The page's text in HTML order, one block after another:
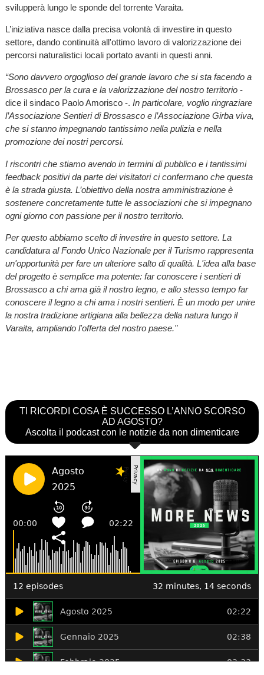
svilupperà lungo le sponde del torrente Varaita.
L’iniziativa nasce dalla precisa volontà di investire in questo
settore, dando continuità all'ottimo lavoro di valorizzazione dei
percorsi naturalistici locali portato avanti in questi anni.
“Sono davvero orgoglioso del grande lavoro che si sta facendo a
Brossasco per la cura e la valorizzazione del nostro territorio-
dice il sindaco Paolo Amorisco -. In particolare, voglio ringraziare
l’Associazione Sentieri di Brossasco e l’Associazione Girba viva,
che si stanno impegnando tantissimo nella pulizia e nella
promozione dei nostri percorsi.
I riscontri che stiamo avendo in termini di pubblico e i tantissimi
feedback positivi da parte dei visitatori ci confermano che questa
è la strada giusta. L’obiettivo della nostra amministrazione è
sostenere concretamente tutte le associazioni che si impegnano
ogni giorno con passione per il nostro territorio.
Per questo abbiamo scelto di investire in questo settore. La
candidatura al Fondo Unico Nazionale per il Turismo rappresenta
un'opportunità per fare un ulteriore salto di qualità. L'idea alla base
del progetto è semplice ma potente: far conoscere i sentieri di
Brossasco a chi ama già il nostro legno, e allo stesso tempo far
conoscere il legno a chi ama i nostri sentieri. È un modo per unire
la nostra tradizione artigiana alla bellezza della natura lungo il
Varaita, ampliando l'offerta del nostro paese."
TI RICORDI COSA È SUCCESSO L’ANNO SCORSO
AD AGOSTO?
Ascolta il podcast con le notizie da non dimenticare